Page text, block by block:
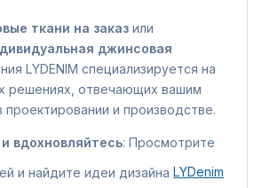
ткани на заказ или
джинсовая
LYDENIM специализируется на
решениях, отвечающих вашим
и производстве.
вдохновляйтесь: Просмотрите
и найдите идеи дизайна LYDenim